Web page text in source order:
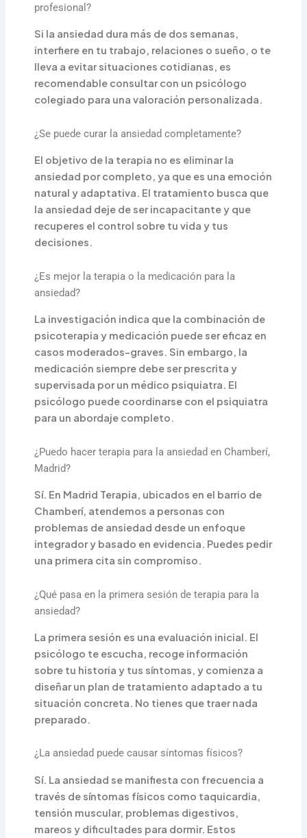
profesional?
Si la ansiedad dura más de dos semanas,
interfiere en tu trabajo, relaciones o sueño, o te
lleva a evitar situaciones cotidianas, es
recomendable consultar con un psicólogo
colegiado para una valoración personalizada.
¿Se puede curar la ansiedad completamente?
El objetivo de la terapia no es eliminar la
ansiedad por completo, ya que es una emoción
natural y adaptativa. El tratamiento busca que
la ansiedad deje de ser incapacitante y que
recuperes el control sobre tu vida y tus
decisiones.
¿Es mejor la terapia o la medicación para la
ansiedad?
La investigación indica que la combinación de
psicoterapia y medicación puede ser eficaz en
casos moderados-graves. Sin embargo, la
medicación siempre debe ser prescrita y
supervisada por un médico psiquiatra. El
psicólogo puede coordinarse con el psiquiatra
para un abordaje completo.
¿Puedo hacer terapia para la ansiedad en Chamberí,
Madrid?
Sí. En Madrid Terapia, ubicados en el barrio de
Chamberí, atendemos a personas con
problemas de ansiedad desde un enfoque
integrador y basado en evidencia. Puedes pedir
una primera cita sin compromiso.
¿Qué pasa en la primera sesión de terapia para la
ansiedad?
La primera sesión es una evaluación inicial. El
psicólogo te escucha, recoge información
sobre tu historia y tus síntomas, y comienza a
diseñar un plan de tratamiento adaptado a tu
situación concreta. No tienes que traer nada
preparado.
¿La ansiedad puede causar síntomas físicos?
Sí. La ansiedad se manifiesta con frecuencia a
través de síntomas físicos como taquicardia,
tensión muscular, problemas digestivos,
mareos y dificultades para dormir. Estos